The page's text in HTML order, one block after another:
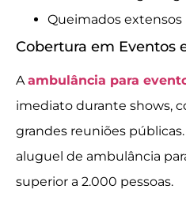
Queimados extensos
Cobertura em Eventos
A ambulância para
imediato durante shows,
grandes reuniões
aluguel de ambulância
superior a 2.000 pessoas.